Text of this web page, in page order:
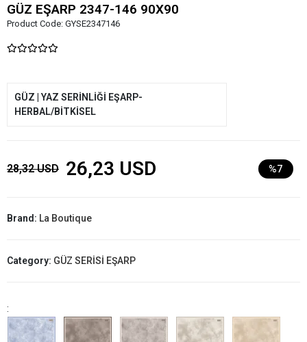
GÜZ EŞARP 2347-146 90X90
Product Code: GYSE2347146
GÜZ | YAZ SERİNLİĞİ EŞARP-
HERBAL/BİTKİSEL
28,32 USD 26,23 USD %7
Brand: La Boutique
Category: GÜZ SERİSİ EŞARP
: